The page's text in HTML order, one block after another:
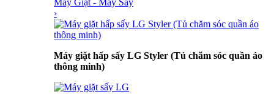
Máy Giặt - Máy Sấy
›
Máy giặt hấp sấy LG Styler (Tủ chăm sóc quần áo
thông minh)